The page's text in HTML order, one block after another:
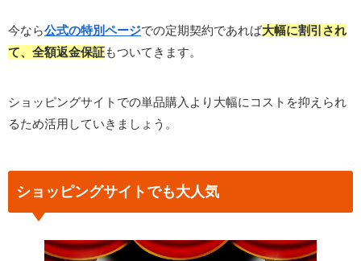
今なら公式の特別ページでの定期契約であれば大幅に割引され
て、全額返金保証もついてきます。
ショッピングサイトでの単品購入より大幅にコストを抑えられ
るため活用していきましょう。
ショッピングサイトでも大人気